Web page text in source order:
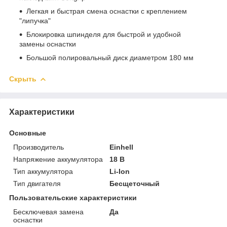
Легкая и быстрая смена оснастки с креплением
"липучка"
Блокировка шпинделя для быстрой и удобной
замены оснастки
Большой полировальный диск диаметром 180 мм
Скрыть
Характеристики
Основные
Производитель
Einhell
Напряжение аккумулятора
18 В
Тип аккумулятора
Li-Ion
Тип двигателя
Бесщеточный
Пользовательские характеристики
Бесключевая замена
оснастки
Да